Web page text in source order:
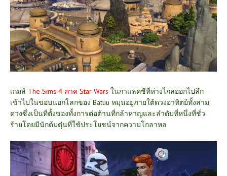
เกมส์ The Sims 4 ภาค Star Wars ในกาแลคซีที่ห่างไกลออกไปลึก
เข้าไปในขอบนอกโลกของ Batuu หมุนอยู่ภายใต้ดวงอาทิตย์ทั้งสาม
ดวงซึ่งเป็นที่ตั้งของทั้งการต่อต้านที่กล้าหาญและลำดับที่หนึ่งที่ชั่ว
ร้ายโดยมีนักต้มตุ๋นที่ใช้ประโยชน์จากความโกลาหล